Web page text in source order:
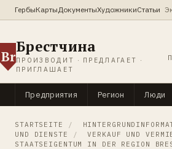
ГербыКартыДокументыХудожникиСтатьи
Br
Брестчина
ПРОИЗВОДИТ · ПРЕДЛАГАЕТ ·
ПРИГЛАШАЕТ
Предприятия Регион Люди
STARTSEITE /
UND DIENSTE
/
VERKAUF UND
STAATSEIGENTUM IN DER REGION